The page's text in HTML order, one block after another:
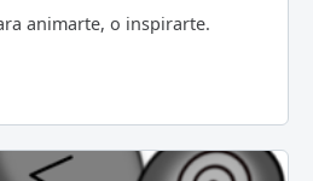
animarte, o inspirarte.